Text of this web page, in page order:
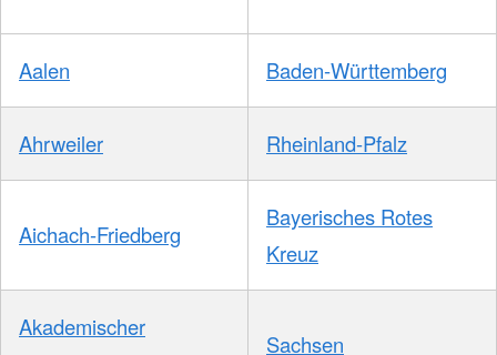
Aalen Baden-Württemberg
Ahrweiler Rheinland-Pfalz
Aichach-Friedberg
Bayerisches Rotes
Kreuz
Akademischer
Sachsen